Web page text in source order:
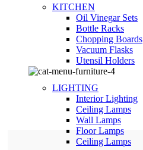
KITCHEN
Oil Vinegar Sets
Bottle Racks
Chopping Boards
Vacuum Flasks
Utensil Holders
LIGHTING
Interior Lighting
Ceiling Lamps
Wall Lamps
Floor Lamps
Ceiling Lamps